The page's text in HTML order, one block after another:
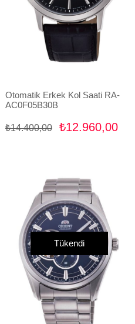
Otomatik Erkek Kol Saati RA-
AC0F05B30B
₺12.960,00
₺14.400,00
Tükendi